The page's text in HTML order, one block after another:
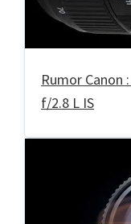
Rumor Canon
f/2.8 L IS